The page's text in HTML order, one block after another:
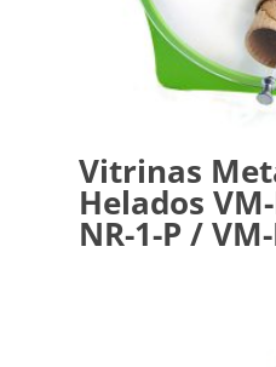
Vitrinas
Helados
NR-1-P /